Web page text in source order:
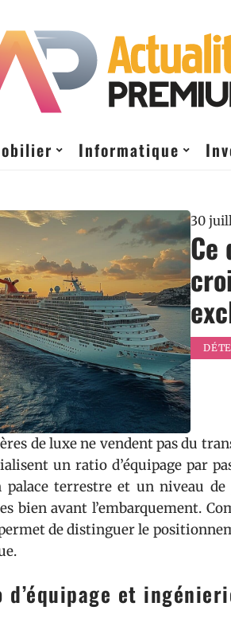
Informatique
30
Ce
de luxe ne vendent pas du
un ratio d’équipage par
palace terrestre et un niveau
bien avant l’embarquement.
de distinguer le
d’équipage et